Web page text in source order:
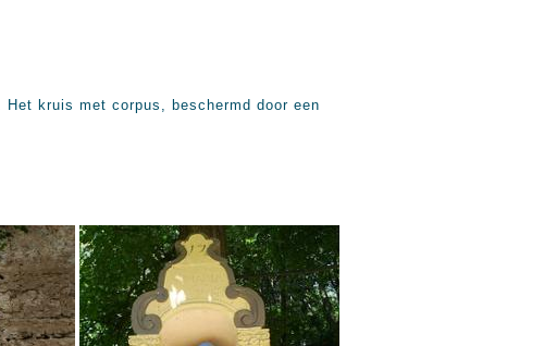
kruis met corpus, beschermd door een